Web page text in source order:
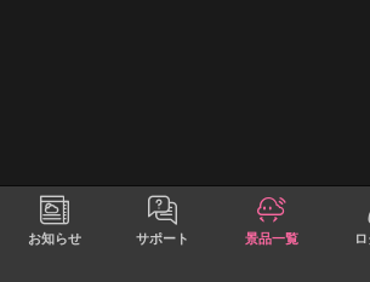
お知らせ サポート 景品一覧